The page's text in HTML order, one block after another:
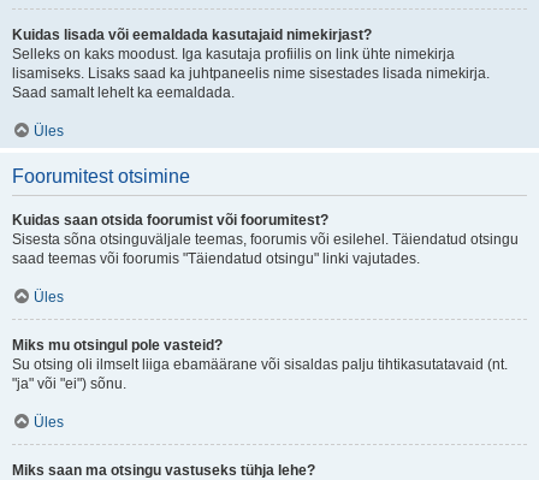
Kuidas lisada või eemaldada kasutajaid nimekirjast?
Selleks on kaks moodust. Iga kasutaja profiilis on link ühte nimekirja
lisamiseks. Lisaks saad ka juhtpaneelis nime sisestades lisada nimekirja.
Saad samalt lehelt ka eemaldada.
Üles
Foorumitest otsimine
Kuidas saan otsida foorumist või foorumitest?
Sisesta sõna otsinguväljale teemas, foorumis või esilehel. Täiendatud otsingu
saad teemas või foorumis "Täiendatud otsingu" linki vajutades.
Üles
Miks mu otsingul pole vasteid?
Su otsing oli ilmselt liiga ebamäärane või sisaldas palju tihtikasutatavaid (nt.
"ja" või "ei") sõnu.
Üles
Miks saan ma otsingu vastuseks tühja lehe?